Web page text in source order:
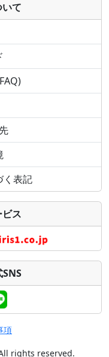
て
く表記
ス
項
rights reserved.